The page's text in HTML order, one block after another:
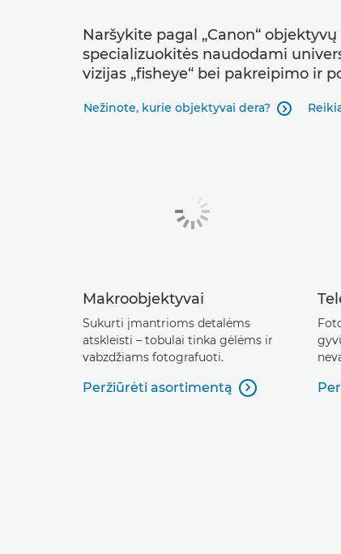
Naršykite pagal „Canon“
specializuokitės naudodami
vizijas „fisheye“ bei pakreipimo ir
Nežinote, kurie objektyvai dera? 
Makroobjektyvai
Sukurti įmantrioms detalėms
atskleisti – tobulai tinka gėlėms ir
vabzdžiams fotografuoti.
Peržiūrėti asortimentą 